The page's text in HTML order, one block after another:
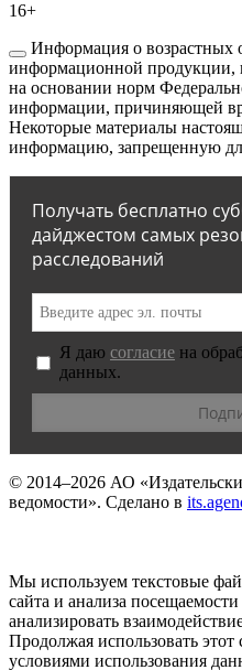
16+
Информация о возрастных
информационной продукции,
на основании норм
информации, причиняющей
Некоторые материалы
информацию, запрещенную
Получать бесплатно
дайджестом самых
расследований
Я даю согласие на
данных.
© 2014–2026 АО
ведомости». Сделано в
Мы используем текстовые
сайта и анализа посещаемости
анализировать
Продолжая использовать этот
условиями использования